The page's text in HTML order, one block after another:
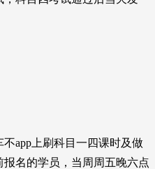
app上刷科目一四课时及做
名的学员，当周周五晚六点